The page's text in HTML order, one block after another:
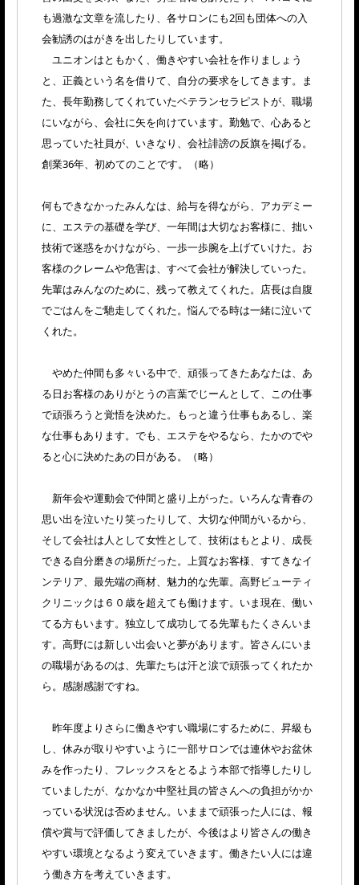
も過激な文章を流したり、各サロンにも2回も団体への入
会勧誘のはがきを出したりしています。
ユニオンはともかく、働きやすい会社を作りましょう
と、正義という名を借りて、自分の要求をしてきます。ま
た、長年勤務してくれていたベテランセラピストが、職場
にいながら、会社に矢を向けています。勤勉で、心あると
思っていた社員が、いきなり、会社誹謗の反旗を掲げる。
創業36年、初めてのことです。（略）
何もできなかったみんなは、給与を得ながら、アカデミー
に、エステの基礎を学び、一年間は大切なお客様に、拙い
技術で迷惑をかけながら、一歩一歩腕を上げていけた。お
客様のクレームや危害は、すべて会社が解決していった。
先輩はみんなのために、残って教えてくれた。店長は自腹
でごはんをご馳走してくれた。悩んでる時は一緒に泣いて
くれた。
やめた仲間も多々いる中で、頑張ってきたあなたは、あ
る日お客様のありがとうの言葉でじーんとして、この仕事
で頑張ろうと覚悟を決めた。もっと違う仕事もあるし、楽
な仕事もあります。でも、エステをやるなら、たかのでや
ると心に決めたあの日がある。（略）
新年会や運動会で仲間と盛り上がった。いろんな青春の
思い出を泣いたり笑ったりして、大切な仲間がいるから、
そして会社は人として女性として、技術はもとより、成長
できる自分磨きの場所だった。上質なお客様、すてきなイ
ンテリア、最先端の商材、魅力的な先輩。高野ビューティ
クリニックは６０歳を超えても働けます。いま現在、働い
てる方もいます。独立して成功してる先輩もたくさんいま
す。高野には新しい出会いと夢があります。皆さんにいま
の職場があるのは、先輩たちは汗と涙で頑張ってくれたか
ら。感謝感謝ですね。
昨年度よりさらに働きやすい職場にするために、昇級も
し、休みが取りやすいように一部サロンでは連休やお盆休
みを作ったり、フレックスをとるよう本部で指導したりし
ていましたが、なかなか中堅社員の皆さんへの負担がかか
っている状況は否めません。いままで頑張った人には、報
償や賞与で評価してきましたが、今後はより皆さんの働き
やすい環境となるよう変えていきます。働きたい人には違
う働き方を考えていきます。